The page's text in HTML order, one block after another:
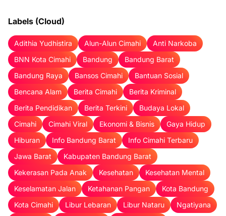
Labels (Cloud)
Adithia Yudhistira Alun-Alun Cimahi
Anti Narkoba
BNN Kota Cimahi
Bandung
Bandung Barat
Bandung Raya
Bansos Cimahi
Bantuan Sosial
Bencana Alam
Berita Cimahi
Berita Kriminal
Berita Pendidikan
Berita Terkini
Budaya Lokal
Cimahi
Cimahi Viral Ekonomi & Bisnis
Gaya Hidup
Hiburan
Info Bandung Barat
Info Cimahi Terbaru
Jawa Barat
Kabupaten Bandung Barat
Kekerasan Pada Anak
Kesehatan
Kesehatan Mental
Keselamatan Jalan
Ketahanan Pangan
Kota Bandung
Kota Cimahi
Libur Lebaran Libur Nataru
Ngatiyana